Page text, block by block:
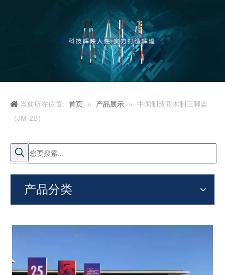
当前所在位置: 首页 » 产品展示 »
中国制造商木制三脚架
（JM-2B）
产品分类